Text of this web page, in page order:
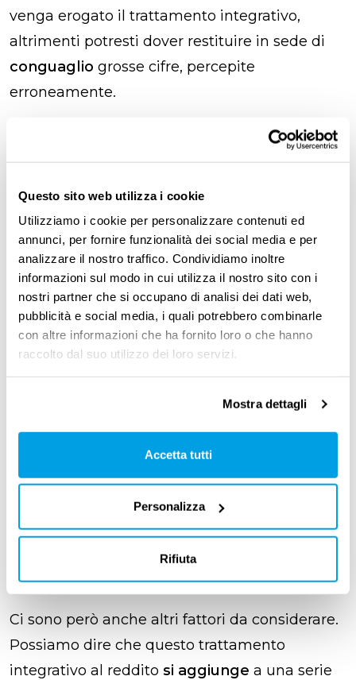
Questo sito web utilizza i cookie
Utilizziamo i cookie per personalizzare contenuti ed
annunci, per fornire funzionalità dei social media e per
analizzare il nostro traffico. Condividiamo inoltre
informazioni sul modo in cui utilizza il nostro sito con i
nostri partner che si occupano di analisi dei dati web,
pubblicità e social media, i quali potrebbero combinarle
con altre informazioni che ha fornito loro o che hanno
raccolto dal suo utilizzo dei loro servizi.
Mostra dettagli
Accetta tutti
Personalizza
Rifiuta
venga erogato il trattamento integrativo,
altrimenti potresti dover restituire in sede di
conguaglio grosse cifre, percepite
erroneamente.
A quanto ammonta il
trattamento aggiuntivo?
L’importo viene riconosciuto
in base al reddito
complessivo annuo. In particolare, tieni
presente che:
se percepisci redditi fino a 15.000 euro,
verrà riconosciuto il trattamento in misura
piena
se i tuoi redditi da lavoro sono tra 15.001 e
il contributo in maniera parziale, in base
alle regole sotto riportate
oltre i 28.000 euro non è previsto alcun
trattamento integrativo, ma ci saranno solo
delle detrazioni, che andranno a ridurre
l’IRPEF da pagare.
Ci sono però anche altri fattori da considerare.
Possiamo dire che questo trattamento
integrativo al reddito si aggiunge a una serie